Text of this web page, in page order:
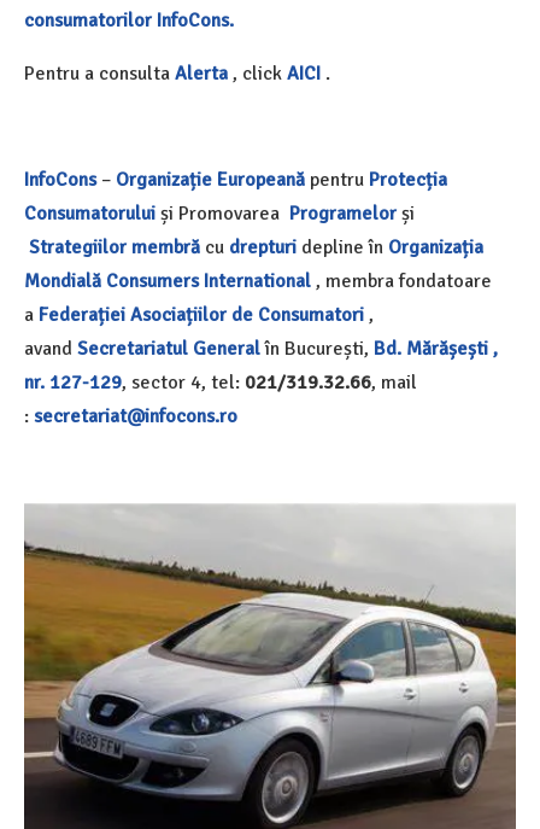
consumatorilor InfoCons.
Pentru a consulta Alerta , click AICI .
InfoCons – Organizație Europeană pentru Protecția
Consumatorului și Promovarea Programelor și
Strategiilor membră cu drepturi depline în Organizația
Mondială Consumers International , membra fondatoare
a Federației Asociațiilor de Consumatori ,
avand Secretariatul General în București, Bd. Mărășești ,
nr. 127-129, sector 4, tel: 021/319.32.66, mail
: secretariat@infocons.ro